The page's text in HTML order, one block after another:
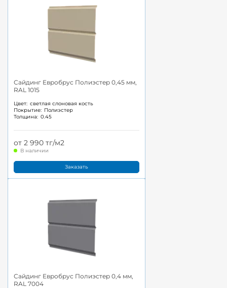
Сайдинг Евробрус Полиэстер 0,45 мм,
RAL 1015
Цвет: светлая слоновая кость
Покрытие: Полиэстер
Толщина: 0.45
от 2 990 тг/м2
В наличии
Заказать
Сайдинг Евробрус Полиэстер 0,4 мм,
RAL 7004